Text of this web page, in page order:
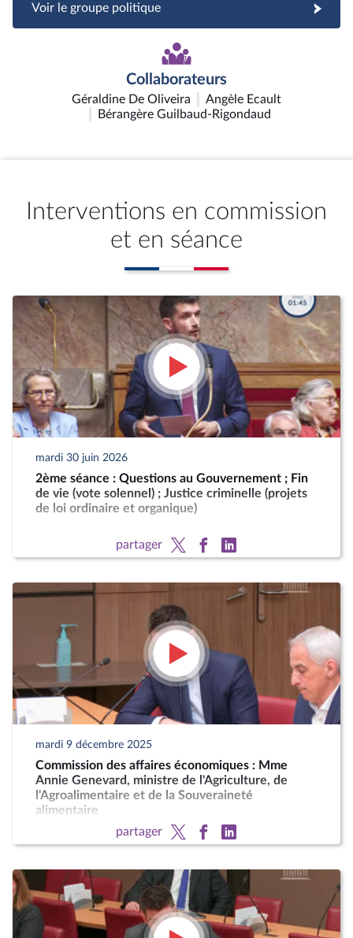
Voir le groupe politique
Collaborateurs
Géraldine De Oliveira
Angèle Ecault
Bérangère Guilbaud-Rigondaud
Interventions en commission
et en séance
mardi 30 juin 2026
2ème séance : Questions au Gouvernement ; Fin
de vie (vote solennel) ; Justice criminelle (projets
de loi ordinaire et organique)
partager
mardi 9 décembre 2025
Commission des affaires économiques : Mme
Annie Genevard, ministre de l'Agriculture, de
l'Agroalimentaire et de la Souveraineté
alimentaire
partager